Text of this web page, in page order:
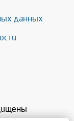
данных